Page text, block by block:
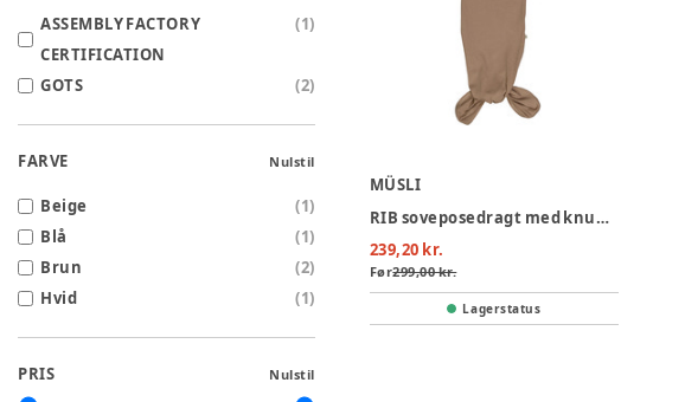
ASSEMBLY FACTORY
CERTIFICATION
(1)
GOTS (2)
FARVE Nulstil
Beige (1)
Blå
(1)
Brun
(2)
Hvid
(1)
PRIS Nulstil
MÜSLI
RIB soveposedragt med knude - Walnut
239,20 kr.
Før299,00 kr.
Lagerstatus